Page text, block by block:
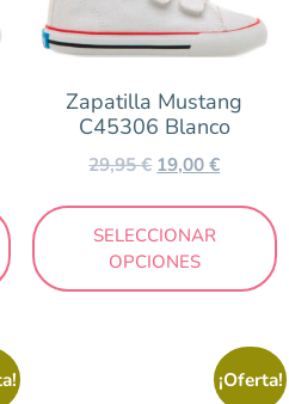
Zapatilla Mustang
C45306 Blanco
29,95€ 19,00€
SELECCIONAR
OPCIONES
¡Oferta!